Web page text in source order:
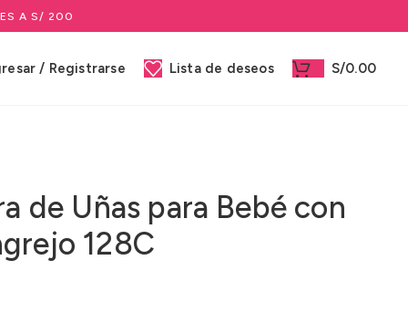
A S/ 200
/ Registrarse Lista de deseos S/0.00
de Uñas para Bebé con
128C